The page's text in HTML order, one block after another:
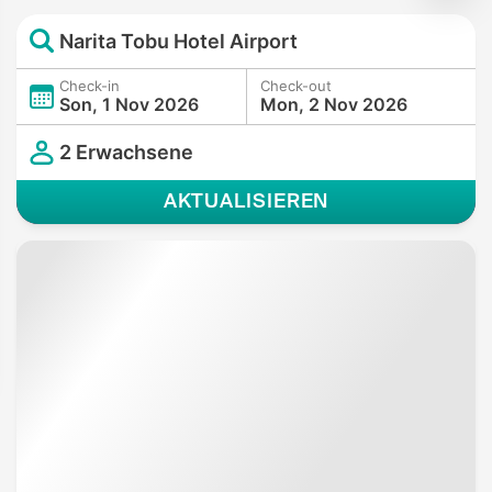
Narita Tobu Hotel Airport
Check-in
Son, 1 Nov 2026
Check-out
Mon, 2 Nov 2026
2 Erwachsene
AKTUALISIEREN